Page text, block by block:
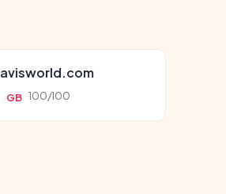
avisworld.com
GB 100/100